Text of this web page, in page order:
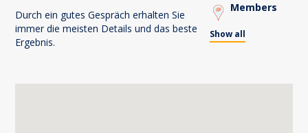
Durch ein gutes Gespräch erhalten Sie
immer die meisten Details und das beste
Ergebnis.
Members
Show all